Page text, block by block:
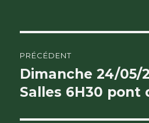
de
l’article
PRÉCÉDENT
Publication
précédente :
Dimanche 24/05/
Salles 6H30 pont